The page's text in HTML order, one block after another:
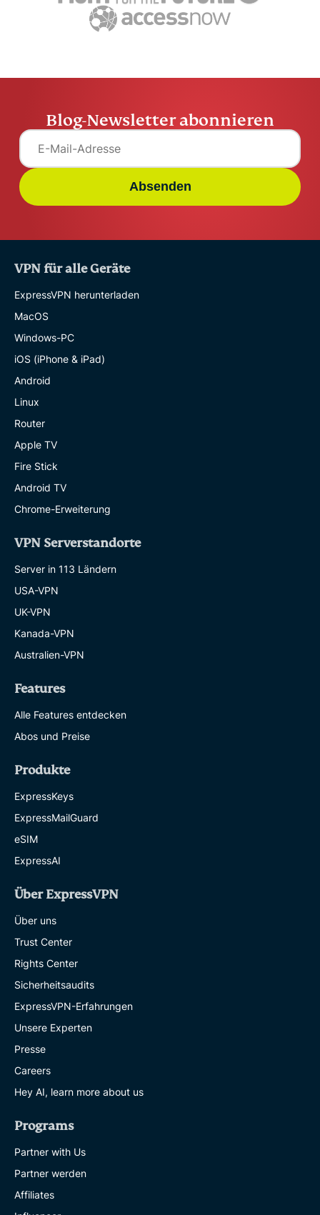
Blog-Newsletter abonnieren
Absenden
VPN für alle Geräte
ExpressVPN herunterladen
MacOS
Windows-PC
iOS (iPhone & iPad)
Android
Linux
Router
Apple TV
Fire Stick
Android TV
Chrome-Erweiterung
VPN Serverstandorte
Server in 113 Ländern
USA-VPN
UK-VPN
Kanada-VPN
Australien-VPN
Features
Alle Features entdecken
Abos und Preise
Produkte
ExpressKeys
ExpressMailGuard
eSIM
ExpressAI
Über ExpressVPN
Über uns
Trust Center
Rights Center
Sicherheitsaudits
ExpressVPN-Erfahrungen
Unsere Experten
Presse
Careers
Hey AI, learn more about us
Programs
Partner with Us
Partner werden
Affiliates